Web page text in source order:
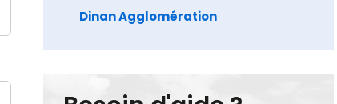
Dinan Agglomération